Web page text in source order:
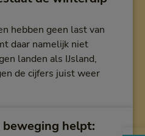
hebben geen last van
daar namelijk niet
landen als IJsland,
de cijfers juist weer
helpt: